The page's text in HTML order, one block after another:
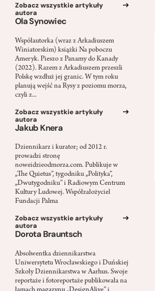
Zobacz wszystkie artykuły
autora
Ola Synowiec
Współautorka (wraz z Arkadiuszem
Winiatorskim) książki Na poboczu
Ameryk. Pieszo z Panamy do Kanady
(2022). Razem z Arkadiuszem przeszli
Polskę wzdłuż jej granic. W tym roku
planują wejść na Rysy z poziomu morza,
czyli z...
Zobacz wszystkie artykuły
autora
Jakub Knera
Dziennikarz i kurator; od 2012 r.
prowadzi stronę
noweidzieodmorza.com. Publikuje w
„The Quietus”, tygodniku „Polityka”,
„Dwutygodniku” i Radiowym Centrum
Kultury Ludowej. Współzałożyciel
Fundacji Palma
Zobacz wszystkie artykuły
autora
Dorota Brauntsch
Absolwentka dziennikarstwa
Uniwersytetu Wrocławskiego i Duńskiej
Szkoły Dziennikarstwa w Aarhus. Swoje
reportaże i fotoreportaże publikowała na